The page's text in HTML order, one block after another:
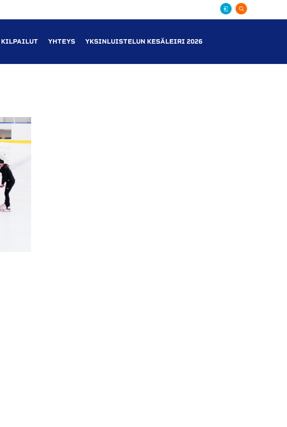
KILPAILUT YHTEYS YKSINLUISTELUN KESÄLEIRI 2026